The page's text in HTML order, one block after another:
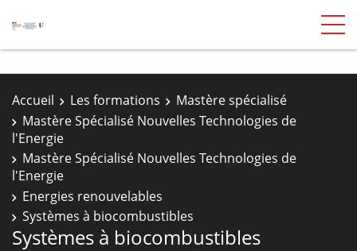
Accueil Les formations
Mastère spécialisé
Mastère Spécialisé Nouvelles Technologies de
l'Energie
Mastère Spécialisé Nouvelles Technologies de
l'Energie
Energies renouvelables
Systèmes à biocombustibles
Systèmes à biocombustibles